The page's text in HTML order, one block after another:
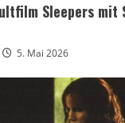
Sleepers mit
5. Mai 2026